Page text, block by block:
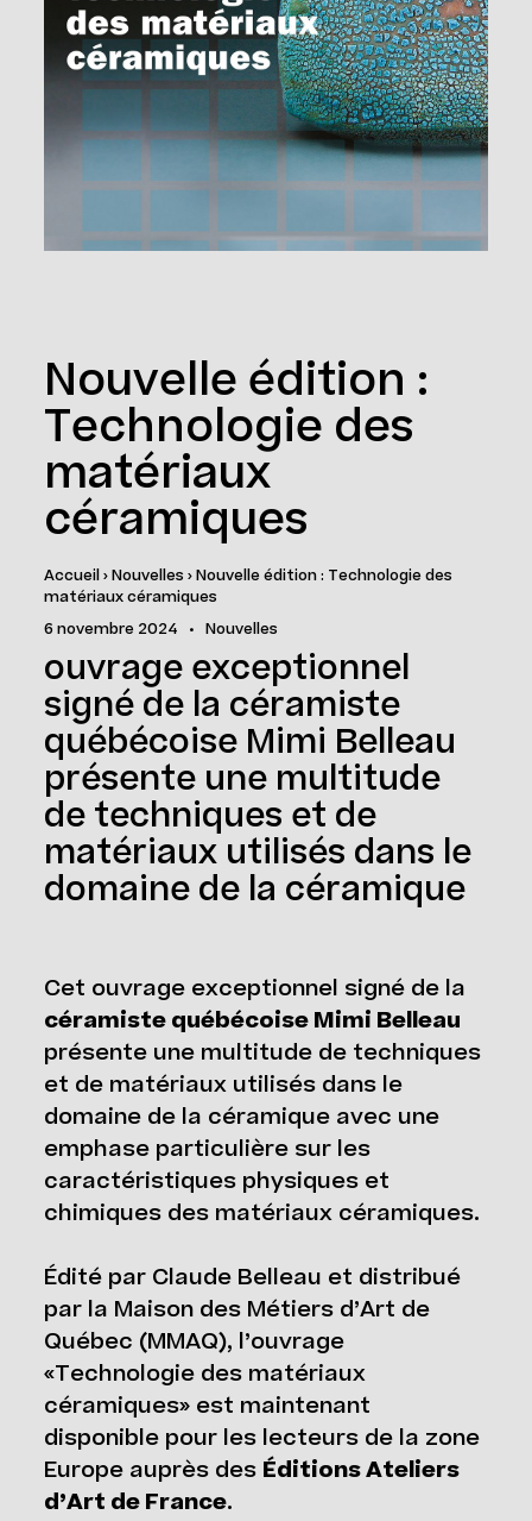
Nouvelle édition :
Technologie des
matériaux
céramiques
Accueil›Nouvelles ›Nouvelle édition : Technologie des
matériaux céramiques
6 novembre 2024
• Nouvelles
ouvrage exceptionnel
signé de la céramiste
québécoise Mimi Belleau
présente une multitude
de techniques et de
matériaux utilisés dans le
domaine de la céramique
Cet ouvrage exceptionnel signé de la
céramiste québécoise Mimi Belleau
présente une multitude de techniques
et de matériaux utilisés dans le
domaine de la céramique avec une
emphase particulière sur les
caractéristiques physiques et
chimiques des matériaux céramiques.
Édité par Claude Belleau et distribué
par la Maison des Métiers d’Art de
Québec (MMAQ), l’ouvrage
«Technologie des matériaux
céramiques» est maintenant
disponible pour les lecteurs de la zone
Europe auprès des Éditions Ateliers
d’Art de France.